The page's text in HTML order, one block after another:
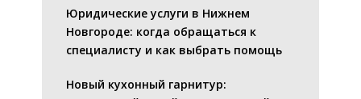
Юридические услуги в Нижнем
Новгороде: когда обращаться к
специалисту и как выбрать помощь
Новый кухонный гарнитур: